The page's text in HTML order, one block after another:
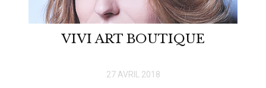
VIVI ART BOUTIQUE
27 AVRIL 2018